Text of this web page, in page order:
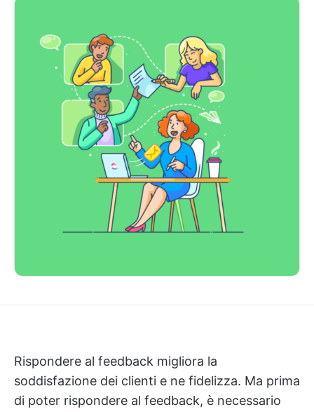
Rispondere al feedback migliora la
soddisfazione dei clienti e ne fidelizza. Ma prima
di poter rispondere al feedback, è necessario